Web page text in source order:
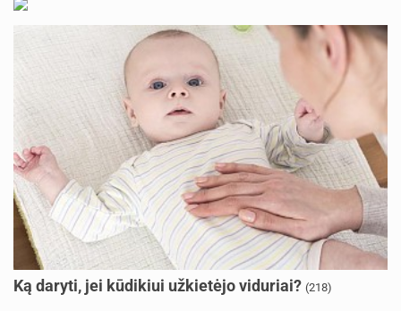
Ką daryti, jei kūdikiui užkietėjo viduriai? (218)